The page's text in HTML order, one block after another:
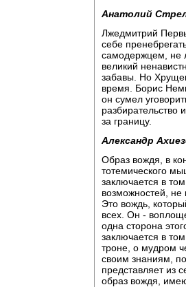
Анатолий
Лжедмитрий
себе
самодержцем, не
великий
забавы. Но
время. Борис
он сумел
разбирательство
за границу.
Александр
Образ вождя, в
тотемического
заключается в
возможностей, не
Это вождь,
всех. Он -
одна сторона
заключается в
троне, о мудром
своим знаниям,
представляет из
образ вождя,